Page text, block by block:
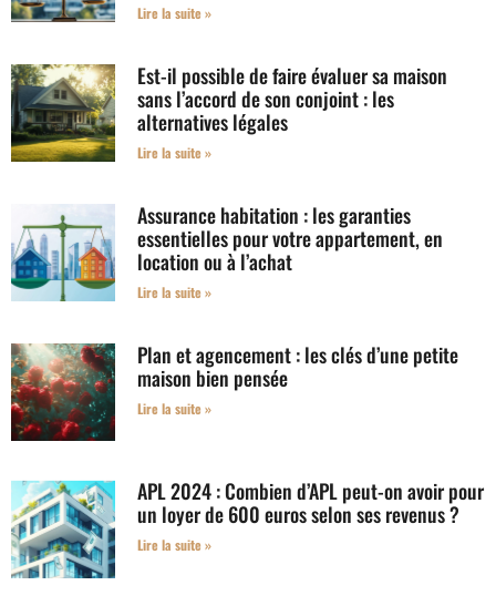
Lire la suite »
Est-il possible de faire évaluer sa maison
sans l’accord de son conjoint : les
alternatives légales
Lire la suite »
Assurance habitation : les garanties
essentielles pour votre appartement, en
location ou à l’achat
Lire la suite »
Plan et agencement : les clés d’une petite
maison bien pensée
Lire la suite »
APL 2024 : Combien d’APL peut-on avoir pour
un loyer de 600 euros selon ses revenus ?
Lire la suite »